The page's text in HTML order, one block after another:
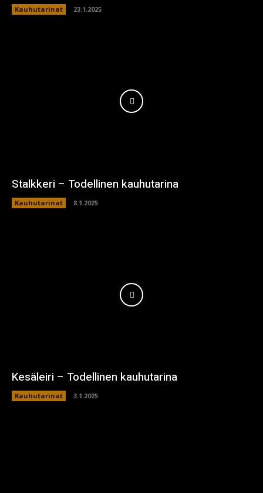
Kauhutarinat 23.1.2025
Stalkkeri – Todellinen kauhutarina
Kauhutarinat 8.1.2025
Kesäleiri – Todellinen kauhutarina
Kauhutarinat 3.1.2025